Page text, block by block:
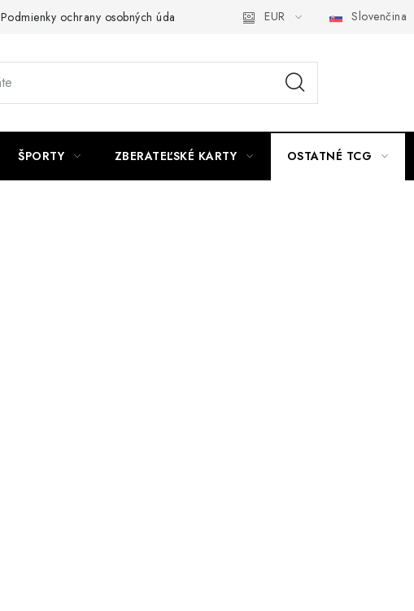
Podmienky ochrany osobných údajov a poučenie o Cookies Kontakty
EUR Slovenčina
ŠPORTY ZBERATEĽSKÉ KARTY OSTATNÉ TCG